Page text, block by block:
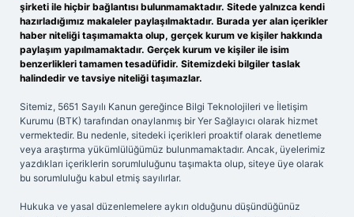
şirketi ile hiçbir bağlantısı bulunmamaktadır. Sitede yalnızca kendi
hazırladığımız makaleler paylaşılmaktadır. Burada yer alan içerikler
haber niteliği taşımamakta olup, gerçek kurum ve kişiler hakkında
paylaşım yapılmamaktadır. Gerçek kurum ve kişiler ile isim
benzerlikleri tamamen tesadüfidir. Sitemizdeki bilgiler taslak
halindedir ve tavsiye niteliği taşımazlar.
Sitemiz, 5651 Sayılı Kanun gereğince Bilgi Teknolojileri ve İletişim
Kurumu (BTK) tarafından onaylanmış bir Yer Sağlayıcı olarak hizmet
vermektedir. Bu nedenle, sitedeki içerikleri proaktif olarak denetleme
veya araştırma yükümlülüğümüz bulunmamaktadır. Ancak, üyelerimiz
yazdıkları içeriklerin sorumluluğunu taşımakta olup, siteye üye olarak
bu sorumluluğu kabul etmiş sayılırlar.
Hukuka ve yasal düzenlemelere aykırı olduğunu düşündüğünüz